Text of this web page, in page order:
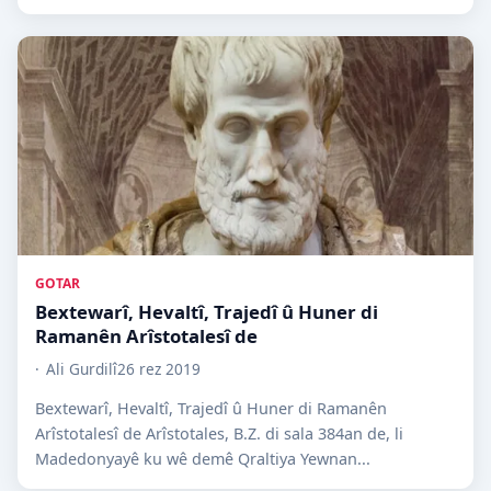
GOTAR
Bextewarî, Hevaltî, Trajedî û Huner di
Ramanên Arîstotalesî de
Ali Gurdilî26 rez 2019
Bextewarî, Hevaltî, Trajedî û Huner di Ramanên
Arîstotalesî de Arîstotales, B.Z. di sala 384an de, li
Madedonyayê ku wê demê Qraltiya Yewnan...